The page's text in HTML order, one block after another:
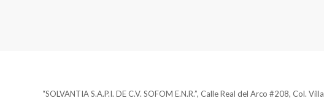
“SOLVANTIA S.A.P.I. DE C.V. SOFOM E.N.R.”, Calle Real del Arco #208, Col. Villa